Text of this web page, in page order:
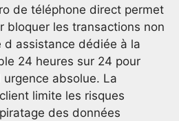
de téléphone direct permet
bloquer les transactions non
d assistance dédiée à la
24 heures sur 24 pour
absolue. La
limite les risques
des données